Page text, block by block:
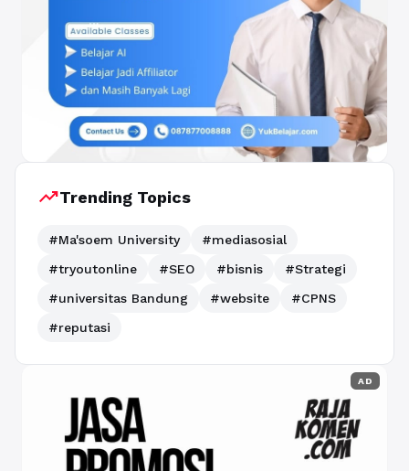
trending_upTrending Topics
#Ma'soem University
#mediasosial
#tryoutonline
#SEO #bisnis
#Strategi
#universitas Bandung
#website
#CPNS
#reputasi
AD